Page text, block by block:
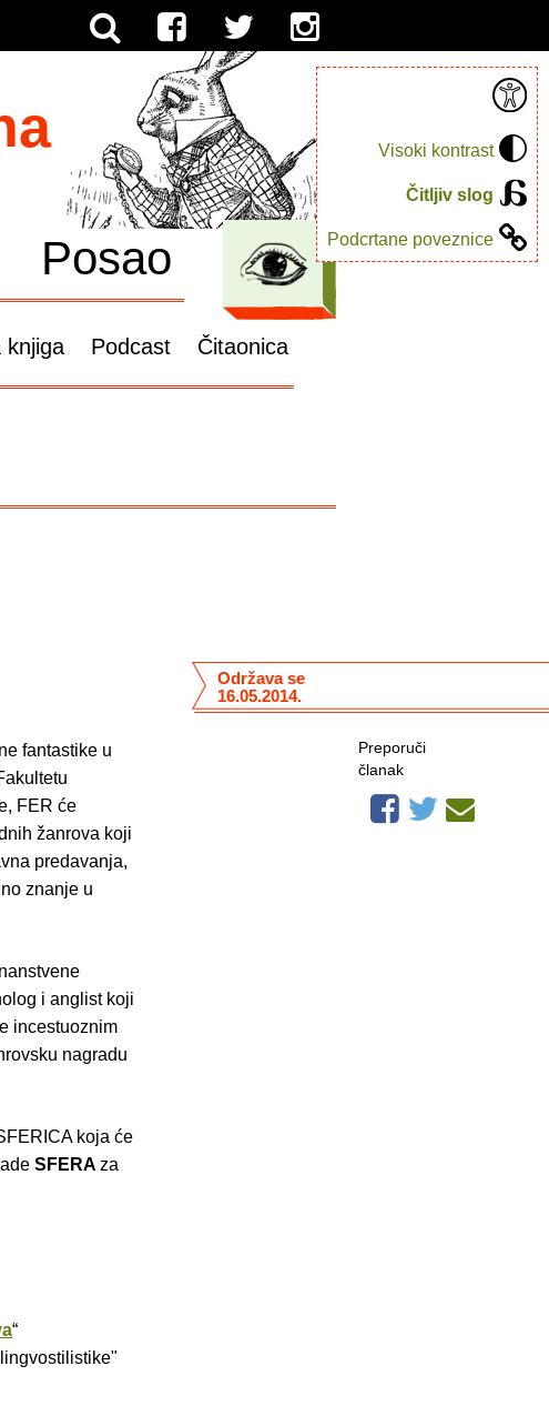
Visoki kontrast
Čitljiv slog
Podcrtane poveznice
Posao
knjiga Podcast Čitaonica
Održava se
16.05.2014.
fantastike u
FER će
žanrova koji
predavanja,
znanje u
i anglist koji
incestuoznim
nagradu
koja će
SFERA za
“
Preporuči
članak